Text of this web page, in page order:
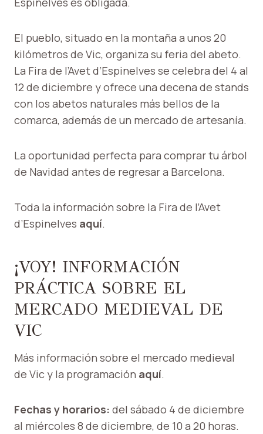
El pueblo, situado en la montaña a unos 20
kilómetros de Vic, organiza su feria del abeto.
La Fira de l’Avet d’Espinelves se celebra del 4 al
12 de diciembre y ofrece una decena de stands
con los abetos naturales más bellos de la
comarca, además de un mercado de artesanía.
La oportunidad perfecta para comprar tu árbol
de Navidad antes de regresar a Barcelona.
Toda la información sobre la Fira de l’Avet
d’Espinelves aquí.
¡VOY! INFORMACIÓN
PRÁCTICA SOBRE EL
MERCADO MEDIEVAL DE
VIC
Más información sobre el mercado medieval
de Vic y la programación aquí.
Fechas y horarios: del sábado 4 de diciembre
al miércoles 8 de diciembre, de 10 a 20 horas.